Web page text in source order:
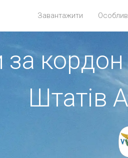
Завантажити
кордон
Штатів